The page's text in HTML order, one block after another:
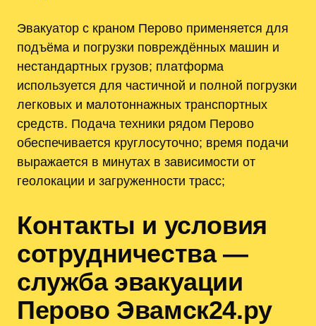
Эвакуатор с краном Перово применяется для
подъёма и погрузки повреждённых машин и
нестандартных грузов; платформа
используется для частичной и полной погрузки
легковых и малотоннажных транспортных
средств. Подача техники рядом Перово
обеспечивается круглосуточно; время подачи
выражается в минутах в зависимости от
геолокации и загруженности трасс;
Контакты и условия
сотрудничества —
служба эвакуации
Перово Эвамск24.ру